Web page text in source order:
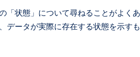
「状態」について尋ねることがよく
データが実際に存在する状態を示す